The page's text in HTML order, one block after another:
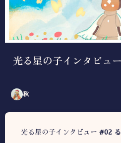
光る星の子インタビュ
秋
光る星の子インタビュー #02